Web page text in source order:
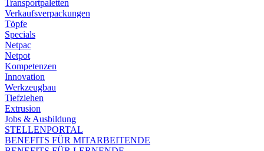
Transportpaletten
Verkaufsverpackungen
Töpfe
Specials
Netpac
Netpot
Kompetenzen
Innovation
Werkzeugbau
Tiefziehen
Extrusion
Jobs & Ausbildung
STELLENPORTAL
BENEFITS FÜR MITARBEITENDE